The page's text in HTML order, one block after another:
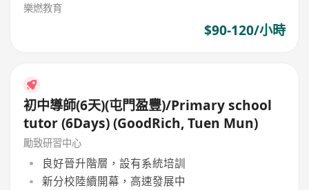
樂燃教育
$90-120/小時
初中導師(6天)(屯門盈豐)/Primary school
tutor (6Days) (GoodRich, Tuen Mun)
勵致研習中心
良好晉升階層，設有系統培訓
新分校陸續開幕，高速發展中